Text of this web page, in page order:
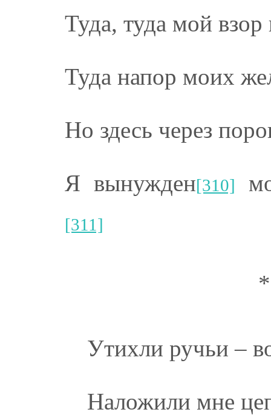
Туда, туда мой
Туда напор моих
Но здесь через
Я вынужден[310]
[311]
Утихли ручьи –
Наложили мне